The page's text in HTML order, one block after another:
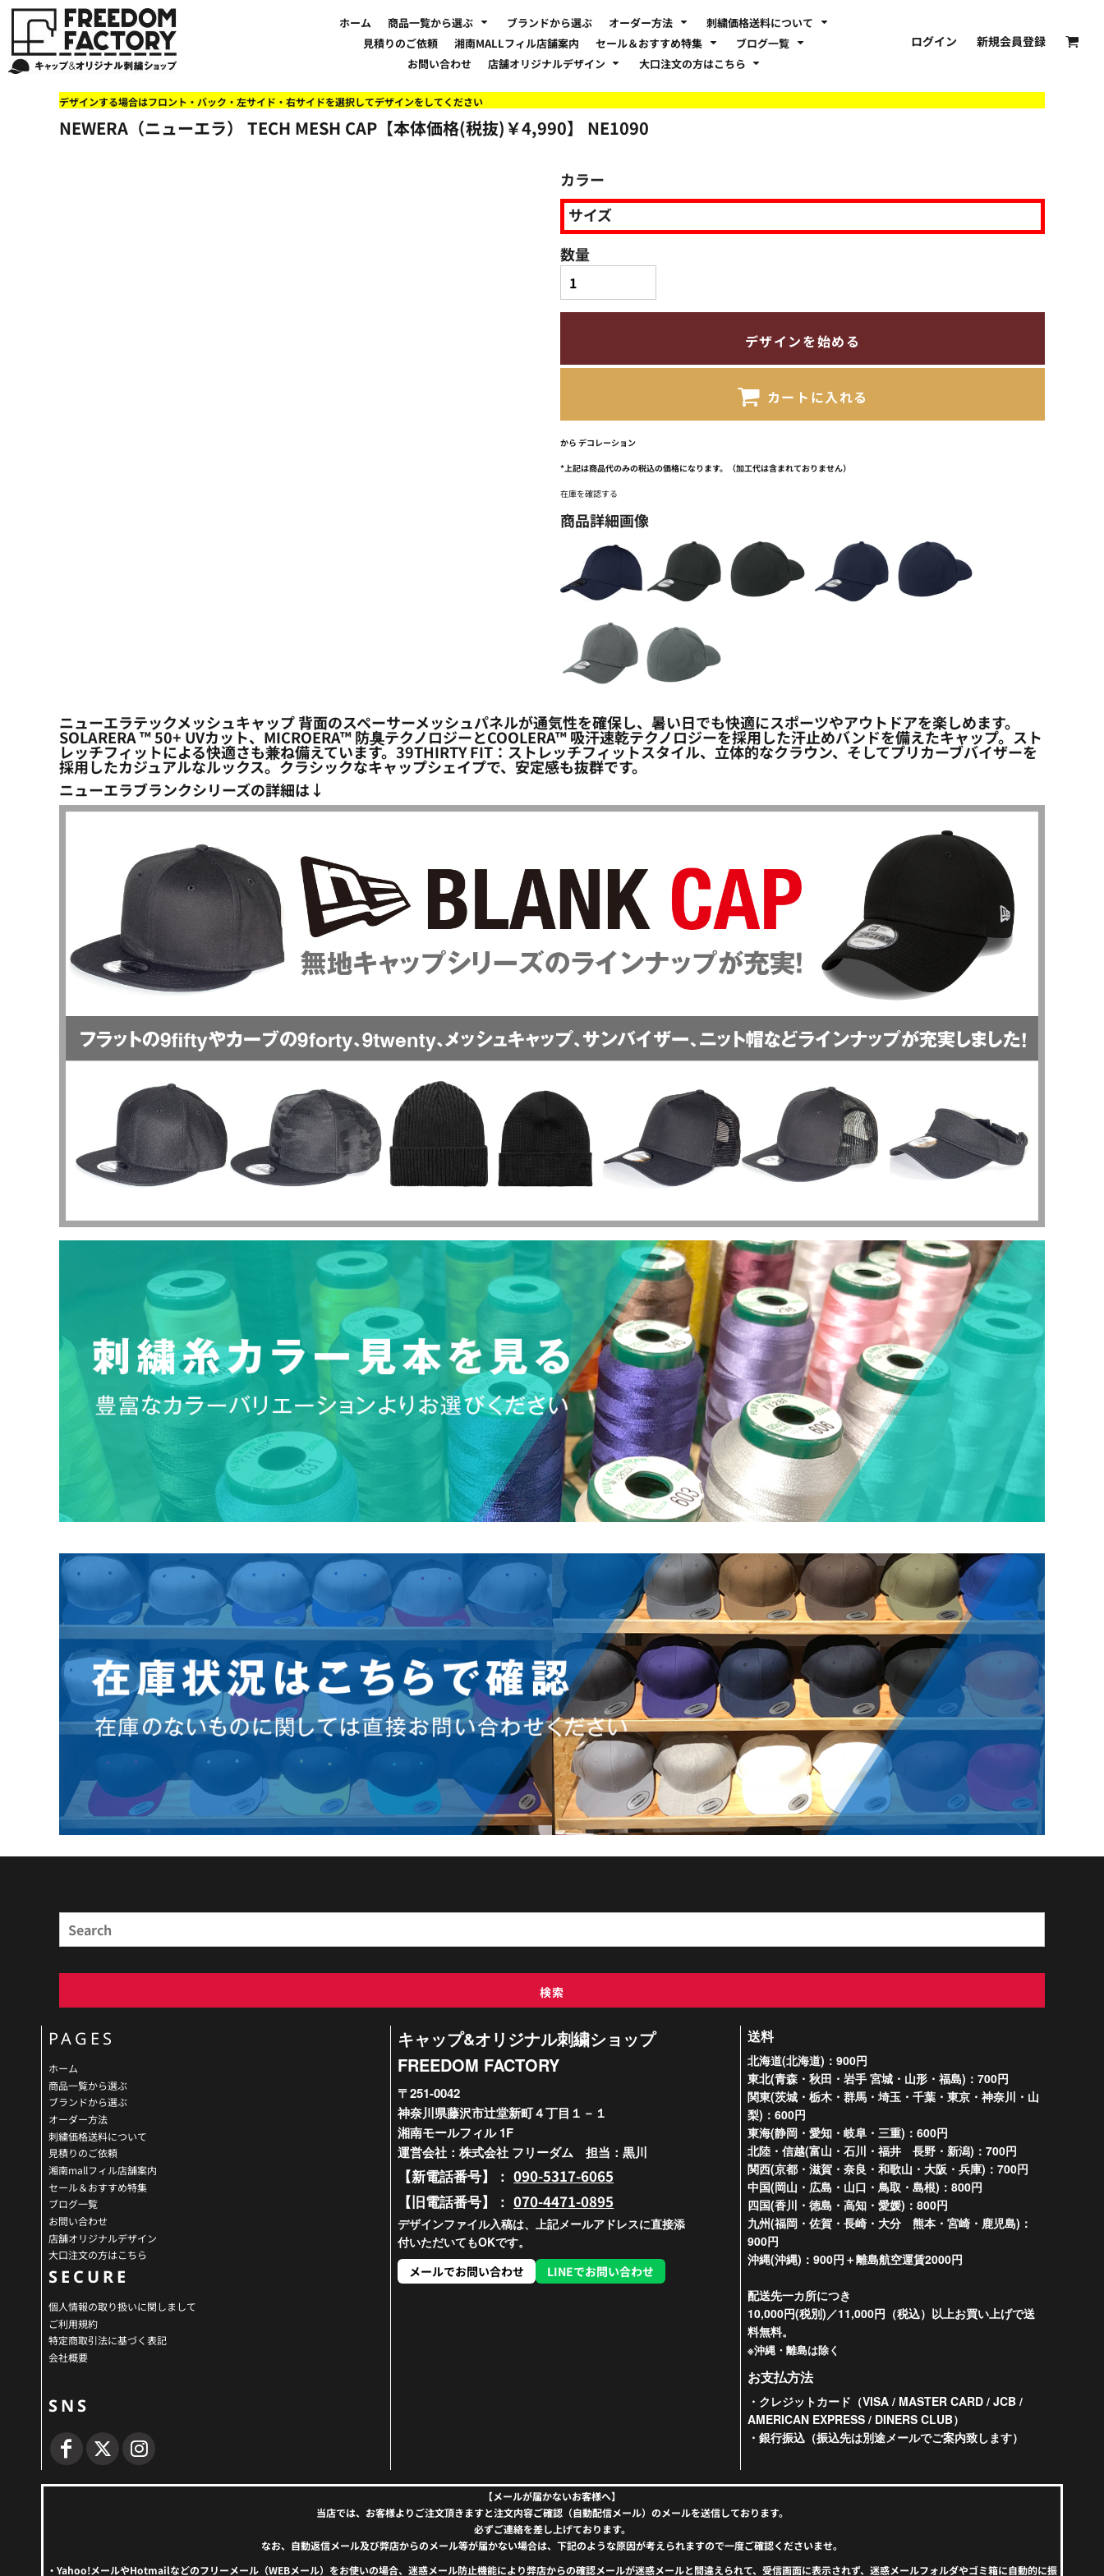
ホーム 商品一覧から選ぶ ブランドから選ぶ オーダー方法
刺繍価格送料について
見積りのご依頼
湘南MALLフィル店舗案内 セール＆おすすめ特集
ブログ一覧
お問い合わせ
店舗オリジナルデザイン 大口注文の方はこちら
ログイン 新規会員登録
デザインする場合はフロント・バック・左サイド・右サイドを選択してデザインをしてください
NEWERA（ニューエラ） TECH MESH CAP【本体価格(税抜)￥4,990】 NE1090
カラー
サイズ
数量
デザインを始める
カートに入れる
から デコレーション
*上記は商品代のみの税込の価格になります。（加工代は含まれておりません）
在庫を確認する
商品詳細画像
ニューエラテックメッシュキャップ 背面のスペーサーメッシュパネルが通気性を確保し、暑い日でも快適にスポーツやアウトドアを楽しめます。
SOLARERA ™ 50+ UVカット、MICROERA™ 防臭テクノロジーとCOOLERA™ 吸汗速乾テクノロジーを採用した汗止めバンドを備えたキャップ。スト
レッチフィットによる快適さも兼ね備えています。39THIRTY FIT：ストレッチフィットスタイル、立体的なクラウン、そしてプリカーブバイザーを
採用したカジュアルなルックス。クラシックなキャップシェイプで、安定感も抜群です。
ニューエラブランクシリーズの詳細は↓
検索
PAGES
ホーム
商品一覧から選ぶ
ブランドから選ぶ
オーダー方法
刺繍価格送料について
見積りのご依頼
湘南mallフィル店舗案内
セール＆おすすめ特集
ブログ一覧
お問い合わせ
店舗オリジナルデザイン
大口注文の方はこちら
SECURE
個人情報の取り扱いに関しまして
ご利用規約
特定商取引法に基づく表記
会社概要
SNS
キャップ&オリジナル刺繍ショップ
FREEDOM FACTORY
〒251-0042
神奈川県藤沢市辻堂新町４丁目１－１
湘南モールフィル 1F
運営会社：株式会社 フリーダム 担当：黒川
【新電話番号】：090-5317-6065
【旧電話番号】：070-4471-0895
デザインファイル入稿は、上記メールアドレスに直接添
付いただいてもOKです。
メールでお問い合わせ
LINEでお問い合わせ
送料
北海道(北海道)：900円
東北(青森・秋田・岩手 宮城・山形・福島)：700円
関東(茨城・栃木・群馬・埼玉・千葉・東京・神奈川・山
梨)：600円
東海(静岡・愛知・岐阜・三重)：600円
北陸・信越(富山・石川・福井 長野・新潟)：700円
関西(京都・滋賀・奈良・和歌山・大阪・兵庫)：700円
中国(岡山・広島・山口・鳥取・島根)：800円
四国(香川・徳島・高知・愛媛)：800円
九州(福岡・佐賀・長崎・大分 熊本・宮崎・鹿児島)：
900円
沖縄(沖縄)：900円＋離島航空運賃2000円
配送先一カ所につき
10,000円(税別)／11,000円（税込）以上お買い上げで送
料無料。
※沖縄・離島は除く
お支払方法
・クレジットカード（VISA / MASTER CARD / JCB /
AMERICAN EXPRESS / DINERS CLUB）
・銀行振込（振込先は別途メールでご案内致します）
【メールが届かないお客様へ】
当店では、お客様よりご注文頂きますと注文内容ご確認（自動配信メール）のメールを送信しております。
必ずご連絡を差し上げております。
なお、自動返信メール及び弊店からのメール等が届かない場合は、下記のような原因が考えられますので一度ご確認くださいませ。
・Yahoo!メールやHotmailなどのフリーメール（WEBメール）をお使いの場合、迷惑メール防止機能により弊店からの確認メールが迷惑メールと間違えられて、受信画面に表示されず、迷惑メールフォルダやゴミ箱に自動的に振
ホーム
商品一覧から選ぶ
商品一覧から選ぶ
オーダー方法
オーダー方法
新着おすすめ商品
セール
NEW ERA BLANK CAP(ニューエラ 無地キャップ）
FLEXFIT/YUPOONG（フレックスフィット/ユーポン 無地キャップ）
その他ブランドブランク無地キャップ
オリジナル刺繍をオーダー
文字でデザインする場合
お客様のデザインをアップロードする場合
ネットで購入した方で再注文したい方へ
Q&A 質問と回答参考事例
【帽子】刺繍価格について
【アパレル】刺繍価格について
送料について
オリジナル刺繍製作事例
オリジナル刺繍価格参考事例
バッグやTシャツにも刺繍可能
59FIFTYとは?
ユーポン/フレックスフィットとは
ユナイテッドアスレ取り扱い開始!
キャラクターワッペン販売中!
商品紹介・新着情報
刺繍・デザインの知識
刺繍ミシン・設備紹介
帽子のメンテナンス他
FREEDOM
アルファベット3D刺繍 花文字A A-Z
ワッペン
湘南
父の日
法人・企業向け商品特集
イベント・販促向け商品特集
学校・部活向け商品特集